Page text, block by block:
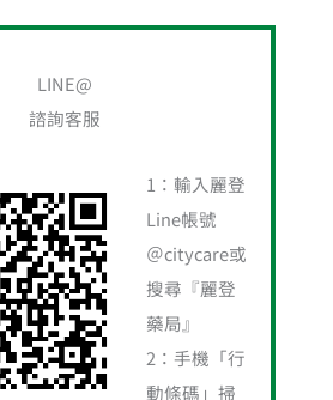
LINE@
諮詢客服
1：輸入麗登
Line帳號
＠citycare或
搜尋『麗登
藥局』
2：手機「行
動條碼」掃